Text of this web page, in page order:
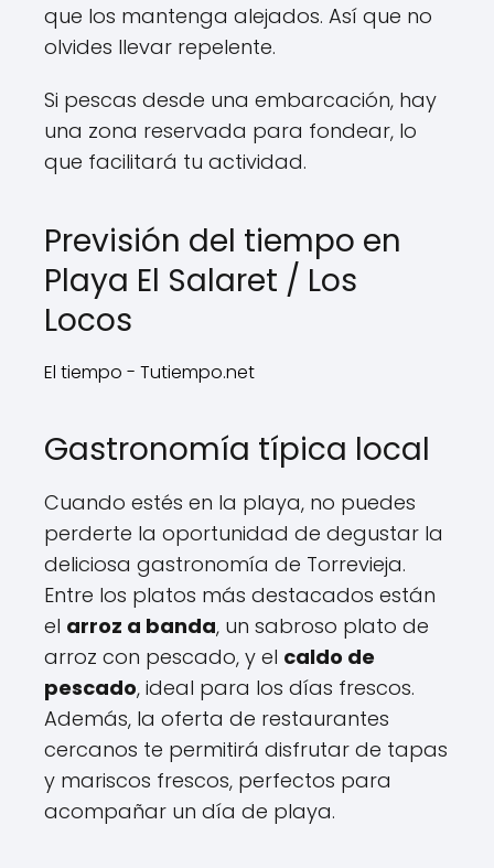
que los mantenga alejados. Así que no
olvides llevar repelente.
Si pescas desde una embarcación, hay
una zona reservada para fondear, lo
que facilitará tu actividad.
Previsión del tiempo en
Playa El Salaret / Los
Locos
El tiempo - Tutiempo.net
Gastronomía típica local
Cuando estés en la playa, no puedes
perderte la oportunidad de degustar la
deliciosa gastronomía de Torrevieja.
Entre los platos más destacados están
el arroz a banda, un sabroso plato de
arroz con pescado, y el caldo de
pescado, ideal para los días frescos.
Además, la oferta de restaurantes
cercanos te permitirá disfrutar de tapas
y mariscos frescos, perfectos para
acompañar un día de playa.